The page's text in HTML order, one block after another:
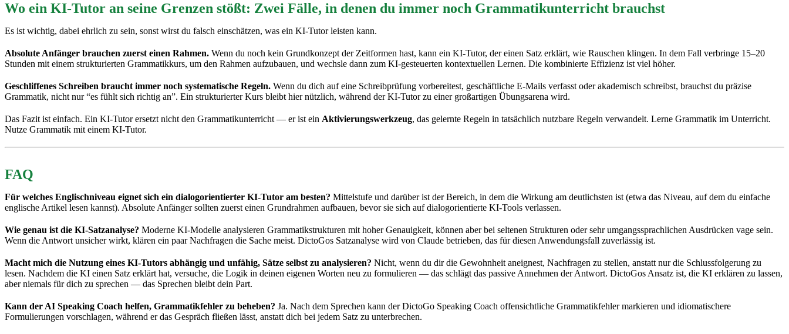
Wo ein KI-Tutor an seine Grenzen stößt: Zwei Fälle, in denen du immer noch Grammatikunterricht brauchst
Es ist wichtig, dabei ehrlich zu sein, sonst wirst du falsch einschätzen, was ein KI-Tutor leisten kann.
Absolute Anfänger brauchen zuerst einen Rahmen. Wenn du noch kein Grundkonzept der Zeitformen hast, kann ein KI-Tutor, der einen Satz erklärt, wie Rauschen klingen. In dem Fall verbringe 15–20
Stunden mit einem strukturierten Grammatikkurs, um den Rahmen aufzubauen, und wechsle dann zum KI-gesteuerten kontextuellen Lernen. Die kombinierte Effizienz ist viel höher.
Geschliffenes Schreiben braucht immer noch systematische Regeln. Wenn du dich auf eine Schreibprüfung vorbereitest, geschäftliche E-Mails verfasst oder akademisch schreibst, brauchst du präzise
Grammatik, nicht nur “es fühlt sich richtig an”. Ein strukturierter Kurs bleibt hier nützlich, während der KI-Tutor zu einer großartigen Übungsarena wird.
Das Fazit ist einfach. Ein KI-Tutor ersetzt nicht den Grammatikunterricht — er ist ein Aktivierungswerkzeug, das gelernte Regeln in tatsächlich nutzbare Regeln verwandelt. Lerne Grammatik im Unterricht.
Nutze Grammatik mit einem KI-Tutor.
FAQ
Für welches Englischniveau eignet sich ein dialogorientierter KI-Tutor am besten? Mittelstufe und darüber ist der Bereich, in dem die Wirkung am deutlichsten ist (etwa das Niveau, auf dem du einfache
englische Artikel lesen kannst). Absolute Anfänger sollten zuerst einen Grundrahmen aufbauen, bevor sie sich auf dialogorientierte KI-Tools verlassen.
Wie genau ist die KI-Satzanalyse? Moderne KI-Modelle analysieren Grammatikstrukturen mit hoher Genauigkeit, können aber bei seltenen Strukturen oder sehr umgangssprachlichen Ausdrücken vage sein.
Wenn die Antwort unsicher wirkt, klären ein paar Nachfragen die Sache meist. DictoGos Satzanalyse wird von Claude betrieben, das für diesen Anwendungsfall zuverlässig ist.
Macht mich die Nutzung eines KI-Tutors abhängig und unfähig, Sätze selbst zu analysieren? Nicht, wenn du dir die Gewohnheit aneignest, Nachfragen zu stellen, anstatt nur die Schlussfolgerung zu
lesen. Nachdem die KI einen Satz erklärt hat, versuche, die Logik in deinen eigenen Worten neu zu formulieren — das schlägt das passive Annehmen der Antwort. DictoGos Ansatz ist, die KI erklären zu lassen,
aber niemals für dich zu sprechen — das Sprechen bleibt dein Part.
Kann der AI Speaking Coach helfen, Grammatikfehler zu beheben? Ja. Nach dem Sprechen kann der DictoGo Speaking Coach offensichtliche Grammatikfehler markieren und idiomatischere
Formulierungen vorschlagen, während er das Gespräch fließen lässt, anstatt dich bei jedem Satz zu unterbrechen.